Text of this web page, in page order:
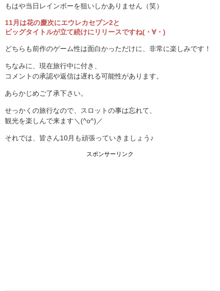
もはや当日レインボーを狙いしかありません（笑）
11月は花の慶次にエウレカセブン2と
ビッグタイトルが立て続けにリリースですね(・∀・)
どちらも前作のゲーム性は面白かっただけに、非常に楽しみです！
ちなみに、現在旅行中に付き、
コメントの承認や返信は遅れる可能性があります。
あらかじめご了承下さい。
せっかくの旅行なので、スロットの事は忘れて、
観光を楽しんで来ます＼(^o^)／
それでは、皆さん10月も頑張っていきましょう♪
スポンサーリンク